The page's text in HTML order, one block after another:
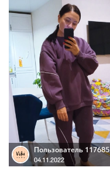
Пользователь 117685
04.11.2022